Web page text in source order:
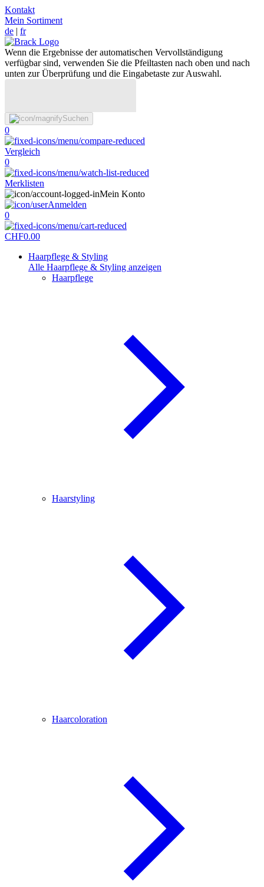
Kontakt
Mein Sortiment
de | fr
Wenn die Ergebnisse der automatischen Vervollständigung
verfügbar sind, verwenden Sie die Pfeiltasten nach oben und nach
unten zur Überprüfung und die Eingabetaste zur Auswahl.
Suchen
0
Vergleich
0
Merklisten
Mein Konto
Anmelden
0
CHF0.00
Haarpflege & Styling
Alle Haarpflege & Styling anzeigen
Haarpflege
Haarstyling
Haarcoloration